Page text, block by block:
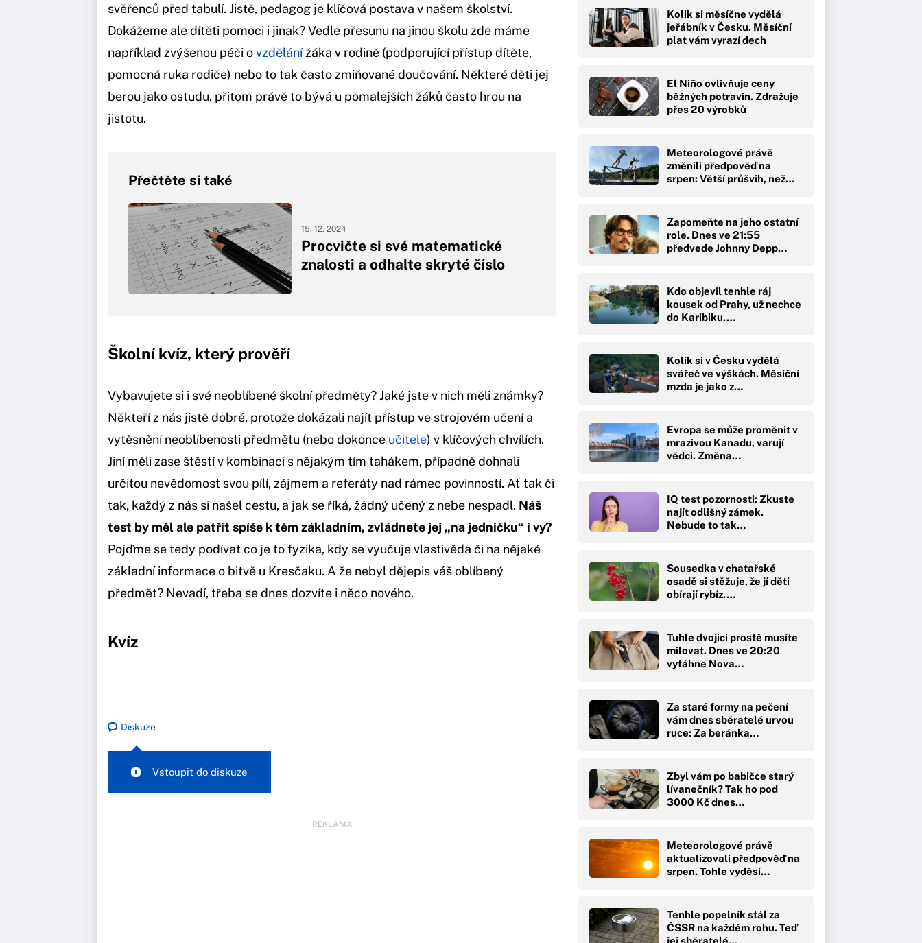
svěřenců před tabulí. Jistě, pedagog je klíčová postava v našem školství.
Dokážeme ale dítěti pomoci i jinak? Vedle přesunu na jinou školu zde máme
například zvýšenou péči ovzdělánížáka v rodině (podporující přístup dítěte,
pomocná ruka rodiče) nebo to tak často zmiňované doučování. Některé děti jej
berou jako ostudu, přitom právě to bývá u pomalejších žáků často hrou na
jistotu.
Přečtěte si také
Procvičte si své matematické
znalosti a odhalte skryté číslo
15. 12. 2024
Školní kvíz, který prověří
Vybavujete si i své neoblíbené školní předměty? Jaké jste v nich měli známky?
Někteří z nás jistě dobré, protože dokázali najít přístup ve strojovém učení a
vytěsnění neoblíbenosti předmětu (nebo dokonce učitele) v klíčových chvílích.
Jiní měli zase štěstí v kombinaci s nějakým tím tahákem, případně dohnali
určitou nevědomost svou pílí, zájmem a referáty nad rámec povinností. Ať tak či
tak, každý z nás si našel cestu, a jak se říká, žádný učený z nebe nespadl. Náš
test by měl ale patřit spíše k těm základním, zvládnete jej „na jedničku“ i vy?
Pojďme se tedy podívat co je to fyzika, kdy se vyučuje vlastivěda či na nějaké
základní informace o bitvě u Kresčaku. A že nebyl dějepis váš oblíbený
předmět? Nevadí, třeba se dnes dozvíte i něco nového.
Kvíz
Diskuze
Vstoupit do diskuze
REKLAMA
Kolik si měsíčne vydělá
jeřábník v Česku. Měsíční
plat vám vyrazí dech
El Niño ovlivňuje ceny
běžných potravin. Zdražuje
přes 20 výrobků
Meteorologové právě
změnili předpověď na
srpen: Větší průšvih, než…
Zapomeňte na jeho ostatní
role. Dnes ve 21:55
předvede Johnny Depp…
Kdo objevil tenhle ráj
kousek od Prahy, už nechce
do Karibiku.…
Kolik si v Česku vydělá
svářeč ve výškách. Měsíční
mzda je jako z…
Evropa se může proměnit v
mrazivou Kanadu, varují
vědci. Změna…
IQ test pozornosti: Zkuste
najít odlišný zámek.
Nebude to tak…
Sousedka v chatařské
osadě si stěžuje, že jí děti
obírají rybíz.…
Tuhle dvojici prostě musíte
milovat. Dnes ve 20:20
vytáhne Nova…
Za staré formy na pečení
vám dnes sběratelé urvou
ruce: Za beránka…
Zbyl vám po babičce starý
lívanečník? Tak ho pod
3000 Kč dnes…
Meteorologové právě
aktualizovali předpověď na
srpen. Tohle vyděsí…
Tenhle popelník stál za
ČSSR na každém rohu. Teď
jej sběratelé…